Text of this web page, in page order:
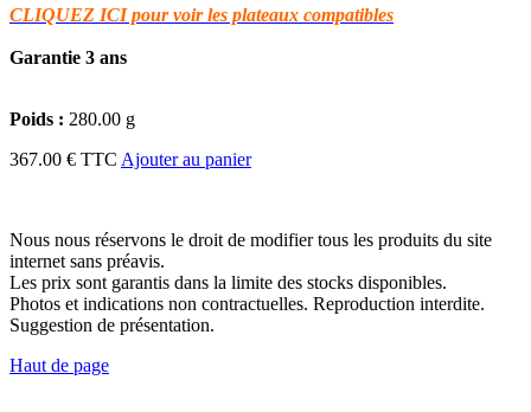
CLIQUEZ ICI pour voir les plateaux compatibles
Garantie 3 ans
Poids : 280.00 g
367.00 € TTC Ajouter au panier
Nous nous réservons le droit de modifier tous les produits du site
internet sans préavis.
Les prix sont garantis dans la limite des stocks disponibles.
Photos et indications non contractuelles. Reproduction interdite.
Suggestion de présentation.
Haut de page